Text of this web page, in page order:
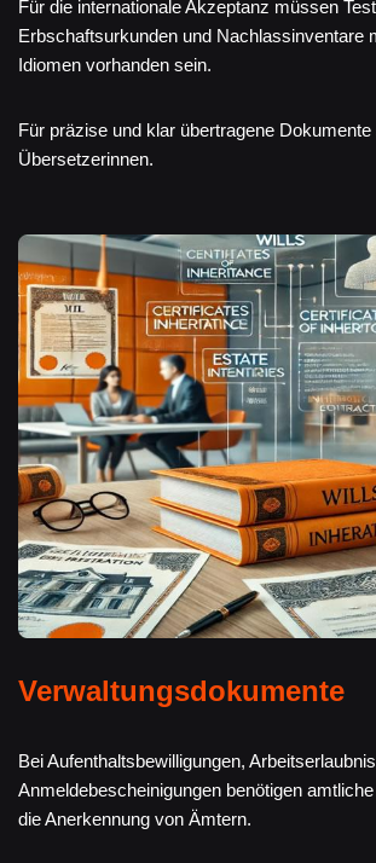
Für die internationale Akzeptanz müssen
Erbschaftsurkunden und Nachlassinventare
Idiomen vorhanden sein.
Für präzise und klar übertragene
Übersetzerinnen.
Verwaltungsdokumente
Bei Aufenthaltsbewilligungen,
Anmeldebescheinigungen benötigen
die Anerkennung von Ämtern.